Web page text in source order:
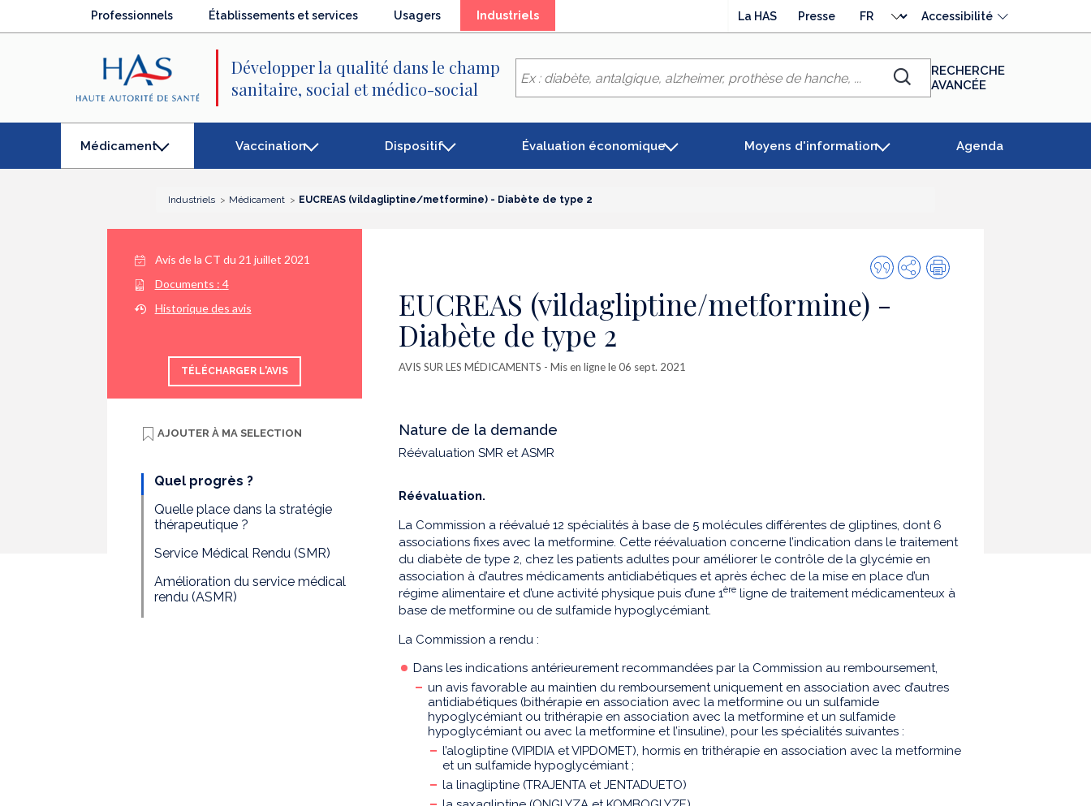
Professionnels Établissements et services Usagers Industriels(élément
La HAS Presse
langue
Accessibilité
Développer la qualité dans le champ
sanitaire, social et médico-social
Chercher
RECHERCHE
AVANCÉE
Médicament
(élément
séléctionné)
Vaccination Dispositif Évaluation économique Moyens d'information Agenda
Industriels Médicament EUCREAS (vildagliptine/metformine) - Diabète de type 2
Avis de la CT du 21 juillet 2021
Documents : 4
Historique des avis
TÉLÉCHARGER L'AVIS
AJOUTER À MA SELECTION
Quel progrès ?
Quelle place dans la stratégie
thérapeutique ?
Service Médical Rendu (SMR)
Amélioration du service médical
rendu (ASMR)
Citer
cette
PartagerImpression
EUCREAS (vildagliptine/metformine) -
Diabète de type 2
AVIS SUR LES MÉDICAMENTS - Mis en ligne le 06 sept. 2021
Nature de la demande
Réévaluation SMR et ASMR
Réévaluation.
La Commission a réévalué 12 spécialités à base de 5 molécules différentes de gliptines, dont 6
associations fixes avec la metformine. Cette réévaluation concerne l’indication dans le traitement
du diabète de type 2, chez les patients adultes pour améliorer le contrôle de la glycémie en
association à d’autres médicaments antidiabétiques et après échec de la mise en place d’un
régime alimentaire et d’une activité physique puis d’une 1ère ligne de traitement médicamenteux à
base de metformine ou de sulfamide hypoglycémiant.
La Commission a rendu :
Dans les indications antérieurement recommandées par la Commission au remboursement,
un avis favorable au maintien du remboursement uniquement en association avec d’autres
antidiabétiques (bithérapie en association avec la metformine ou un sulfamide
hypoglycémiant ou trithérapie en association avec la metformine et un sulfamide
hypoglycémiant ou avec la metformine et l’insuline), pour les spécialités suivantes :
l’alogliptine (VIPIDIA et VIPDOMET), hormis en trithérapie en association avec la metformine
et un sulfamide hypoglycémiant ;
la linagliptine (TRAJENTA et JENTADUETO)